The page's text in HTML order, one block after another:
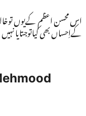
اس محسن اعظم کےیوں
کےاِحساں بھی کیاتوجتایا نہیں